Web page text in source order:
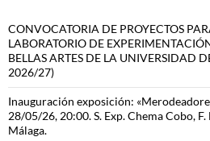
CONVOCATORIA DE PROYECTOS
LABORATORIO DE
BELLAS ARTES DE LA UNIVERSIDAD
2026/27)
Inauguración exposición:
28/05/26, 20:00. S. Exp. Chema Cobo,
Málaga.